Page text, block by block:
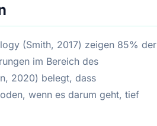
(Smith, 2017) zeigen 85% der
im Bereich des
2020) belegt, dass
wenn es darum geht, tief